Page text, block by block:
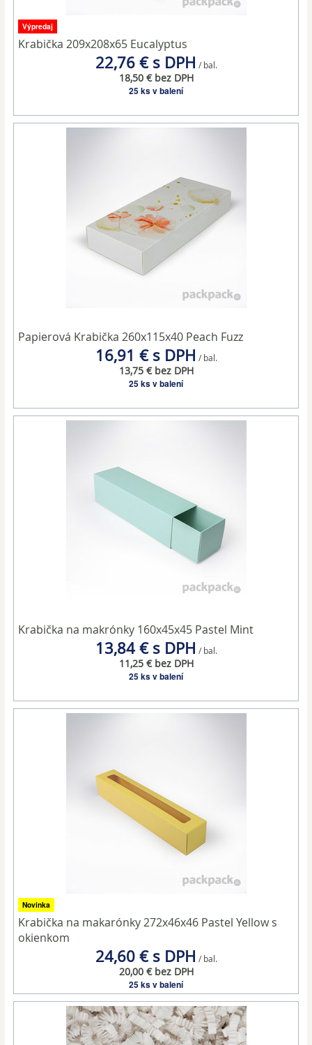
Výpredaj
Krabička 209x208x65 Eucalyptus
22,76 € s DPH / bal.
18,50 € bez DPH
25 ks v balení
Papierová Krabička 260x115x40 Peach Fuzz
16,91 € s DPH / bal.
13,75 € bez DPH
25 ks v balení
Krabička na makrónky 160x45x45 Pastel Mint
13,84 € s DPH / bal.
11,25 € bez DPH
25 ks v balení
Novinka
Krabička na makarónky 272x46x46 Pastel Yellow s
okienkom
24,60 € s DPH / bal.
20,00 € bez DPH
25 ks v balení